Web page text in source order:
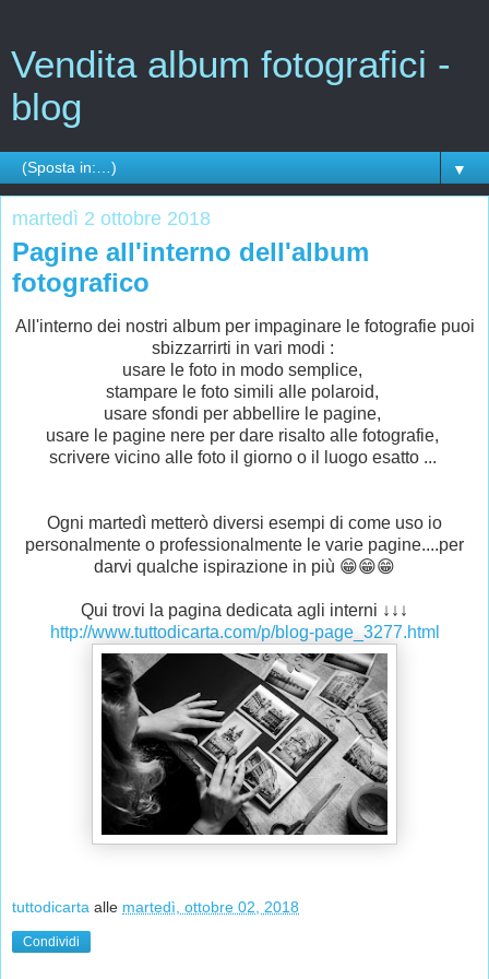
Vendita album fotografici -
blog
▼
martedì 2 ottobre 2018
Pagine all'interno dell'album
fotografico
All'interno dei nostri album per impaginare le fotografie puoi
sbizzarrirti in vari modi :
usare le foto in modo semplice,
stampare le foto simili alle polaroid,
usare sfondi per abbellire le pagine,
usare le pagine nere per dare risalto alle fotografie,
scrivere vicino alle foto il giorno o il luogo esatto ...
Ogni martedì metterò diversi esempi di come uso io
personalmente o professionalmente le varie pagine....per
darvi qualche ispirazione in più 😁😁😁
Qui trovi la pagina dedicata agli interni ↓↓↓
http://www.tuttodicarta.com/p/blog-page_3277.html
tuttodicarta alle martedì, ottobre 02, 2018
Condividi